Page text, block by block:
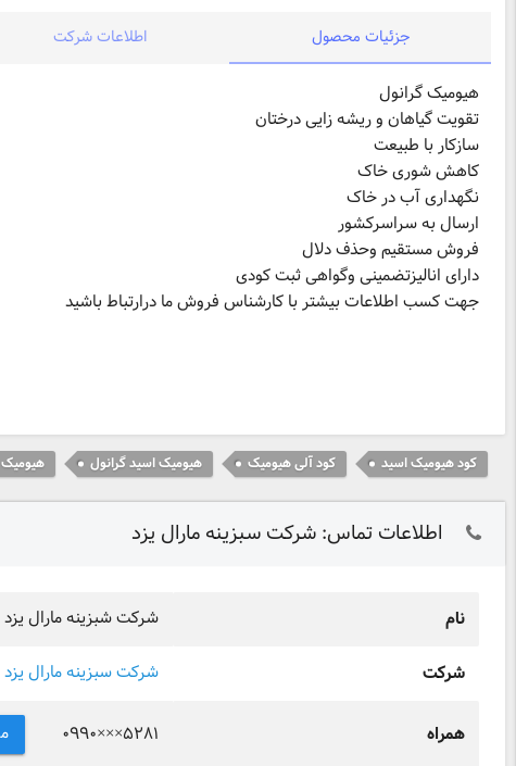
جزئیات محصول اطلاعات شرکت
جهت کسب اطلاعات بیشتر با کارشناس فروش ما درارتباط باشید
کود هیومیک اسید کود آلی هیومیک هیومیک اسید گرانول هیومیک
اطلاعات تماس: شرکت سبزینه مارال یزد
نام شرکت شبزینه مارال یزد
شرکت شرکت سبزینه مارال یزد
همراه ۰۹۹۰×××۵۲۸۱